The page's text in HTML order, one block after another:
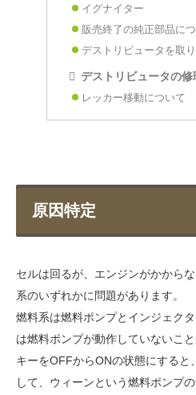
イグナイター
販売終了の純正部品に
デストリビュータを取
デストリビュータの修
レッカー移動について
原因特定
セルは回るが、エンジンがかから
系のいずれかに問題があります。
燃料系は燃料ポンプとインジェク
は燃料ポンプが動作していないこと
キーをOFFからONの状態にすると
して、ウィーンという燃料ポンプの